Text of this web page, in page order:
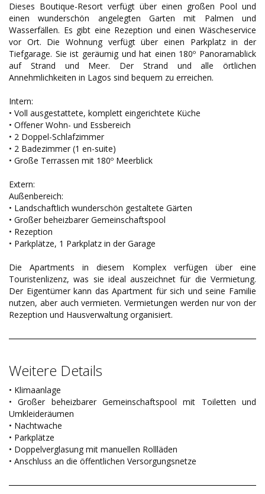
Dieses Boutique-Resort verfügt über einen großen Pool und
einen wunderschön angelegten Garten mit Palmen und
Wasserfällen. Es gibt eine Rezeption und einen Wäscheservice
vor Ort. Die Wohnung verfügt über einen Parkplatz in der
Tiefgarage. Sie ist geräumig und hat einen 180º Panoramablick
auf Strand und Meer. Der Strand und alle örtlichen
Annehmlichkeiten in Lagos sind bequem zu erreichen.
Intern:
• Voll ausgestattete, komplett eingerichtete Küche
• Offener Wohn- und Essbereich
• 2 Doppel-Schlafzimmer
• 2 Badezimmer (1 en-suite)
• Große Terrassen mit 180º Meerblick
Extern:
Außenbereich:
• Landschaftlich wunderschön gestaltete Gärten
• Großer beheizbarer Gemeinschaftspool
• Rezeption
• Parkplätze, 1 Parkplatz in der Garage
Die Apartments in diesem Komplex verfügen über eine
Touristenlizenz, was sie ideal auszeichnet für die Vermietung.
Der Eigentümer kann das Apartment für sich und seine Familie
nutzen, aber auch vermieten. Vermietungen werden nur von der
Rezeption und Hausverwaltung organisiert.
Weitere Details
• Klimaanlage
• Großer beheizbarer Gemeinschaftspool mit Toiletten und
Umkleideräumen
• Nachtwache
• Parkplätze
• Doppelverglasung mit manuellen Rollläden
• Anschluss an die öffentlichen Versorgungsnetze